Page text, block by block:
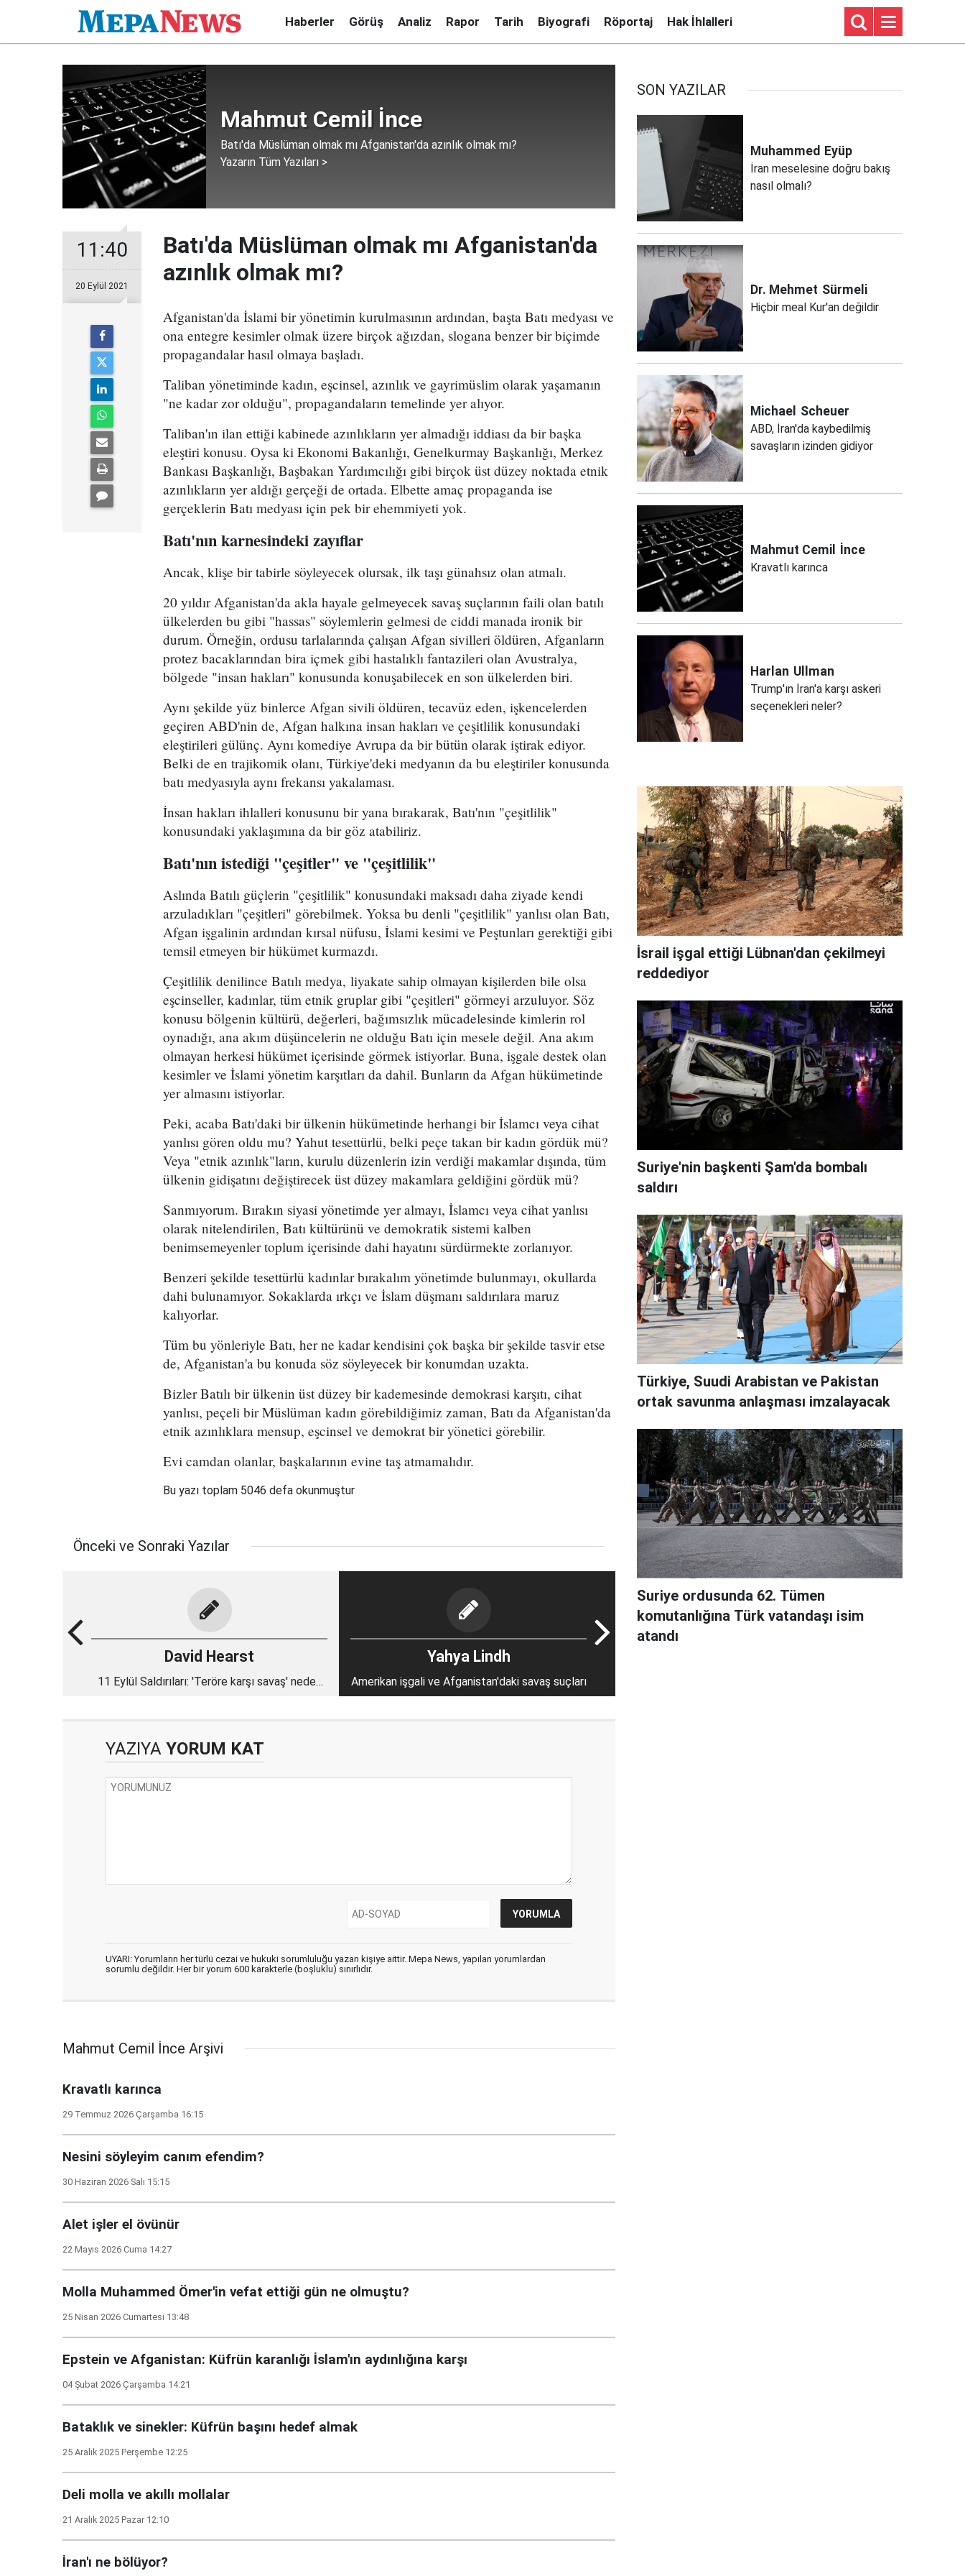
Haberler Görüş Analiz Rapor Tarih Biyografi Röportaj Hak İhlalleri
Mahmut Cemil İnce
Batı'da Müslüman olmak mı Afganistan'da azınlık olmak mı?
Yazarın Tüm Yazıları >
11:40
20 Eylül 2021
Batı'da Müslüman olmak mı Afganistan'da
azınlık olmak mı?
Afganistan'da İslami bir yönetimin kurulmasının ardından, başta Batı medyası ve
ona entegre kesimler olmak üzere birçok ağızdan, slogana benzer bir biçimde
propagandalar hasıl olmaya başladı.
Taliban yönetiminde kadın, eşcinsel, azınlık ve gayrimüslim olarak yaşamanın
"ne kadar zor olduğu", propagandaların temelinde yer alıyor.
Taliban'ın ilan ettiği kabinede azınlıkların yer almadığı iddiası da bir başka
eleştiri konusu. Oysa ki Ekonomi Bakanlığı, Genelkurmay Başkanlığı, Merkez
Bankası Başkanlığı, Başbakan Yardımcılığı gibi birçok üst düzey noktada etnik
azınlıkların yer aldığı gerçeği de ortada. Elbette amaç propaganda ise
gerçeklerin Batı medyası için pek bir ehemmiyeti yok.
Batı'nın karnesindeki zayıflar
Ancak, klişe bir tabirle söyleyecek olursak, ilk taşı günahsız olan atmalı.
20 yıldır Afganistan'da akla hayale gelmeyecek savaş suçlarının faili olan batılı
ülkelerden bu gibi "hassas" söylemlerin gelmesi de ciddi manada ironik bir
durum. Örneğin, ordusu tarlalarında çalışan Afgan sivilleri öldüren, Afganların
protez bacaklarından bira içmek gibi hastalıklı fantazileri olan Avustralya,
bölgede "insan hakları" konusunda konuşabilecek en son ülkelerden biri.
Aynı şekilde yüz binlerce Afgan sivili öldüren, tecavüz eden, işkencelerden
geçiren ABD'nin de, Afgan halkına insan hakları ve çeşitlilik konusundaki
eleştirileri gülünç. Aynı komediye Avrupa da bir bütün olarak iştirak ediyor.
Belki de en trajikomik olanı, Türkiye'deki medyanın da bu eleştiriler konusunda
batı medyasıyla aynı frekansı yakalaması.
İnsan hakları ihlalleri konusunu bir yana bırakarak, Batı'nın "çeşitlilik"
konusundaki yaklaşımına da bir göz atabiliriz.
Batı'nın istediği "çeşitler" ve "çeşitlilik"
Aslında Batılı güçlerin "çeşitlilik" konusundaki maksadı daha ziyade kendi
arzuladıkları "çeşitleri" görebilmek. Yoksa bu denli "çeşitlilik" yanlısı olan Batı,
Afgan işgalinin ardından kırsal nüfusu, İslami kesimi ve Peştunları gerektiği gibi
temsil etmeyen bir hükümet kurmazdı.
Çeşitlilik denilince Batılı medya, liyakate sahip olmayan kişilerden bile olsa
eşcinseller, kadınlar, tüm etnik gruplar gibi "çeşitleri" görmeyi arzuluyor. Söz
konusu bölgenin kültürü, değerleri, bağımsızlık mücadelesinde kimlerin rol
oynadığı, ana akım düşüncelerin ne olduğu Batı için mesele değil. Ana akım
olmayan herkesi hükümet içerisinde görmek istiyorlar. Buna, işgale destek olan
kesimler ve İslami yönetim karşıtları da dahil. Bunların da Afgan hükümetinde
yer almasını istiyorlar.
Peki, acaba Batı'daki bir ülkenin hükümetinde herhangi bir İslamcı veya cihat
yanlısı gören oldu mu? Yahut tesettürlü, belki peçe takan bir kadın gördük mü?
Veya "etnik azınlık"ların, kurulu düzenlerin izin verdiği makamlar dışında, tüm
ülkenin gidişatını değiştirecek üst düzey makamlara geldiğini gördük mü?
Sanmıyorum. Bırakın siyasi yönetimde yer almayı, İslamcı veya cihat yanlısı
olarak nitelendirilen, Batı kültürünü ve demokratik sistemi kalben
benimsemeyenler toplum içerisinde dahi hayatını sürdürmekte zorlanıyor.
Benzeri şekilde tesettürlü kadınlar bırakalım yönetimde bulunmayı, okullarda
dahi bulunamıyor. Sokaklarda ırkçı ve İslam düşmanı saldırılara maruz
kalıyorlar.
Tüm bu yönleriyle Batı, her ne kadar kendisini çok başka bir şekilde tasvir etse
de, Afganistan'a bu konuda söz söyleyecek bir konumdan uzakta.
Bizler Batılı bir ülkenin üst düzey bir kademesinde demokrasi karşıtı, cihat
yanlısı, peçeli bir Müslüman kadın görebildiğimiz zaman, Batı da Afganistan'da
etnik azınlıklara mensup, eşcinsel ve demokrat bir yönetici görebilir.
Evi camdan olanlar, başkalarının evine taş atmamalıdır.
Bu yazı toplam 5046 defa okunmuştur
Önceki ve Sonraki Yazılar
David Hearst
11 Eylül Saldırıları: 'Teröre karşı savaş' neden
Yahya Lindh
Amerikan işgali ve Afganistan'daki savaş suçları
YAZIYA YORUM KAT
UYARI: Yorumların her türlü cezai ve hukuki sorumluluğu yazan kişiye aittir. Mepa News, yapılan yorumlardan
sorumlu değildir. Her bir yorum 600 karakterle (boşluklu) sınırlıdır.
Mahmut Cemil İnce Arşivi
Kravatlı karınca
29 Temmuz 2026 Çarşamba 16:15
Nesini söyleyim canım efendim?
30 Haziran 2026 Salı 15:15
Alet işler el övünür
22 Mayıs 2026 Cuma 14:27
Molla Muhammed Ömer'in vefat ettiği gün ne olmuştu?
25 Nisan 2026 Cumartesi 13:48
Epstein ve Afganistan: Küfrün karanlığı İslam'ın aydınlığına karşı
04 Şubat 2026 Çarşamba 14:21
Bataklık ve sinekler: Küfrün başını hedef almak
25 Aralık 2025 Perşembe 12:25
Deli molla ve akıllı mollalar
21 Aralık 2025 Pazar 12:10
İran'ı ne bölüyor?
SON YAZILAR
Muhammed Eyüp
İran meselesine doğru bakış
nasıl olmalı?
Dr. Mehmet Sürmeli
Hiçbir meal Kur'an değildir
Michael Scheuer
ABD, İran'da kaybedilmiş
savaşların izinden gidiyor
Mahmut Cemil İnce
Kravatlı karınca
Harlan Ullman
Trump'ın İran'a karşı askeri
seçenekleri neler?
İsrail işgal ettiği Lübnan'dan çekilmeyi
reddediyor
Suriye'nin başkenti Şam'da bombalı
saldırı
Türkiye, Suudi Arabistan ve Pakistan
ortak savunma anlaşması imzalayacak
Suriye ordusunda 62. Tümen
komutanlığına Türk vatandaşı isim
atandı